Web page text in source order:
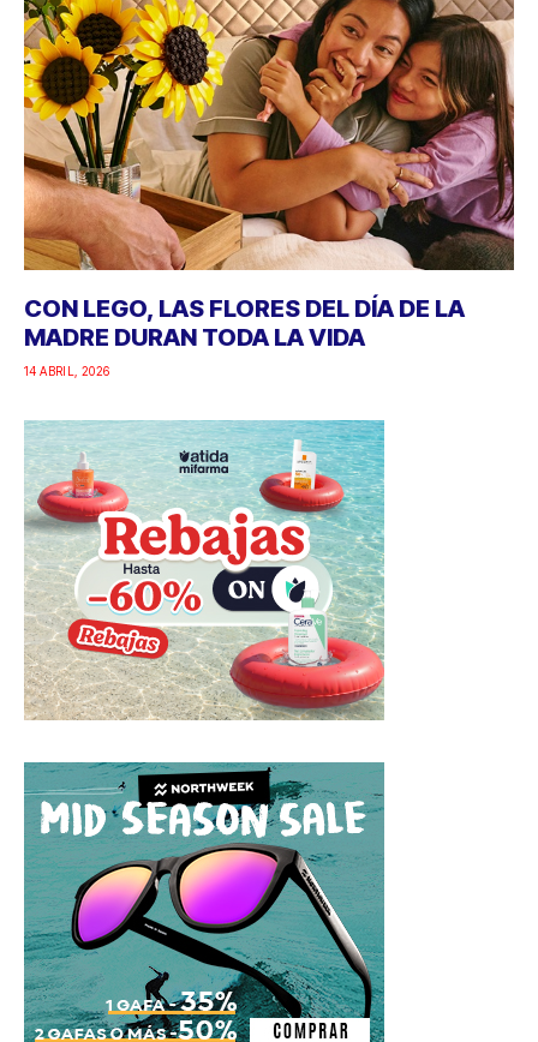
CON LEGO, LAS FLORES DEL DÍA DE LA
MADRE DURAN TODA LA VIDA
14 ABRIL, 2026